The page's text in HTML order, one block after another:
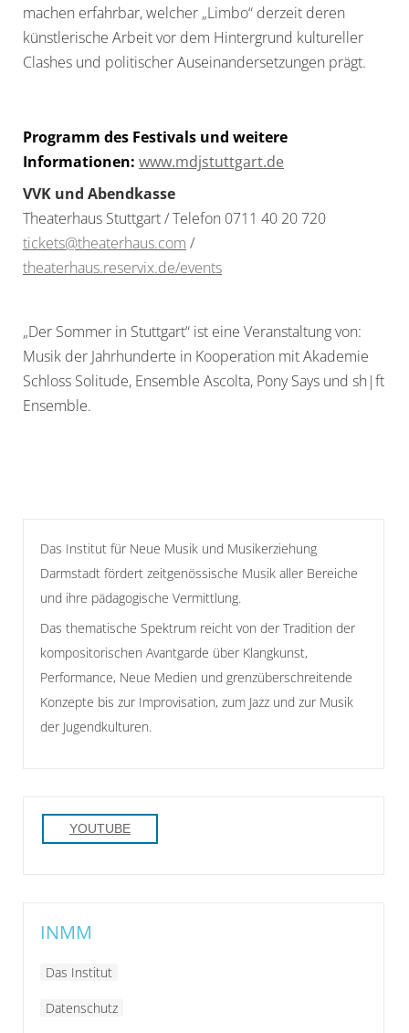
machen erfahrbar, welcher „Limbo“ derzeit deren
künstlerische Arbeit vor dem Hintergrund kultureller
Clashes und politischer Auseinandersetzungen prägt.
Programm des Festivals und weitere
Informationen: www.mdjstuttgart.de
VVK und Abendkasse
Theaterhaus Stuttgart / Telefon 0711 40 20 720
tickets@theaterhaus.com /
theaterhaus.reservix.de/events
„Der Sommer in Stuttgart“ ist eine Veranstaltung von:
Musik der Jahrhunderte in Kooperation mit Akademie
Schloss Solitude, Ensemble Ascolta, Pony Says und sh|ft
Ensemble.
Das Institut für Neue Musik und Musikerziehung
Darmstadt fördert zeitgenössische Musik aller Bereiche
und ihre pädagogische Vermittlung.
Das thematische Spektrum reicht von der Tradition der
kompositorischen Avantgarde über Klangkunst,
Performance, Neue Medien und grenzüberschreitende
Konzepte bis zur Improvisation, zum Jazz und zur Musik
der Jugendkulturen.
YOUTUBE
INMM
Das Institut
Datenschutz